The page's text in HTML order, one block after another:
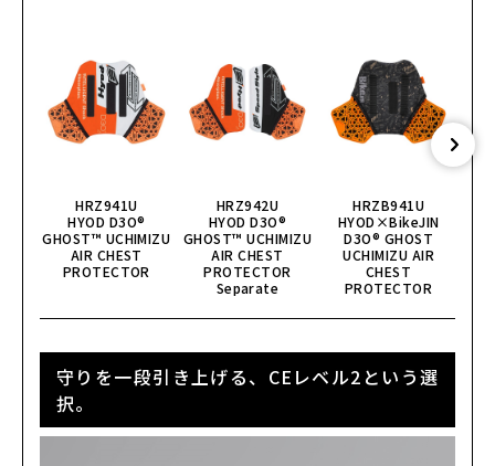
HRZ941U
HYOD D3O®︎
GHOST™ UCHIMIZU
AIR CHEST
PROTECTOR
HRZ942U
HYOD D3O®︎
GHOST™ UCHIMIZU
AIR CHEST
PROTECTOR
Separate
HRZB941U
HYOD×BikeJIN
D3O® GHOST
UCHIMIZU AIR
CHEST
PROTECTOR
守りを一段引き上げる、CEレベル2という選
択。
NAVY
L
¥49,500 (税込)
カートに入れる
¥49,500(税込)
カートに入れる
RED
¥49,500(税込)
カートに入れる
RED
L
¥49,500(税込)
RED